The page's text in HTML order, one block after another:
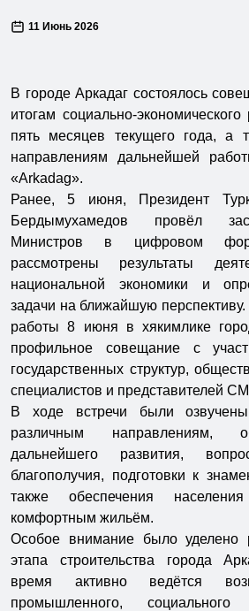
11 Июнь 2026
В городе Аркадаг состоялось
итогам социально-
пять месяцев текущего года, а
направлениям дальнейшей
«Arkadag».
Ранее, 5 июня, Президент
Бердымухамедов провёл
Министров в цифровом
рассмотрены результаты
национальной экономики и
задачи на ближайшую
работы 8 июня в хякимлике
профильное совещание с
государственных структур,
специалистов и представителей
В ходе встречи были
различным направлениям,
дальнейшего развития,
благополучия, подготовки к
также обеспечения
комфортным жильём.
Особое внимание было уделено
этапа строительства города
время активно ведётся
промышленного,